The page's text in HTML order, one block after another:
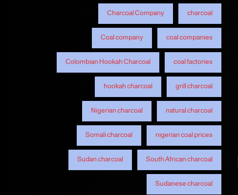
charcoal
Charcoal Company
coal companies
Coal company
coal factories
Colombian Hookah Charcoal
grill charcoal
hookah charcoal
natural charcoal
Nigerian charcoal
nigerian coal prices
Somali charcoal
South African charcoal
Sudan charcoal
Sudanese charcoal